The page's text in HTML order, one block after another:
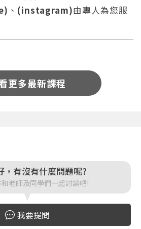
入
密碼 註冊
重設密碼
取消
、 (instagram)由專人為您服
更多最新課程
，有沒有什麼問題呢?
老師及同學們一起討論吧!
我要提問